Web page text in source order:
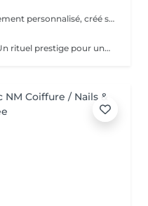
Offrez à votre peau un soin entièrement personnalisé, créé sur mesure par votre experte Sothys selon ses besoins du moment. Grâce à un analyseur professionnel et à l'il expert de votre esthéticienne, nous évaluons différents paramètres essentiels : hydratation, sébum, profondeur des rides, état de la barrière cutanée et bien d'autres mesures. Ce diagnostic précis permet d'identifier les besoins réels de votre peau et d'adapter chaque étape du soin : nettoyage profond, exfoliation ciblée, modelage expert, masque haute performance et sélection d'actifs Sothys selon votre objectif hydratation, éclat, apaisement, anti-âge ou pureté. Un seul soin, des milliers de possibilités, pour rééquilibrer votre peau et révéler un teint plus lumineux, plus lisse et plus uniforme dès la première séance. Un véritable point de départ pour construire une routine beauté efficace, avec des soins et des produits parfaitement adaptés à votre peau.
Le soin d'exception signé Sothys Un rituel prestige pour une transformation visible de la peau et une expérience sensorielle incomparable. Ce soin d'exception combine des manoeuvres expertes Sothys, des textures nobles, un double modelage visage sur-mesure et un masque haute performance pour lisser, repulper et illuminer intensément la peau. Grâce à une séquence unique de gestes précis et enveloppants, le Rituel Secret offre un moment de lâcher-prise total et des résultats visibles dès la première séance : peau éclatante, lissée, revitalisée et profondément nourrie. Un soin rare, élégant, pensé pour les clientes exigeantes qui recherchent : - une expérience prémium, - des résultats anti-âge visibles rapidement, - un moment d'exception, hors du temps, réservé aux instituts experts Sothys.